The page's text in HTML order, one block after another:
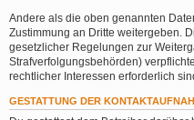
Andere als die oben genannten
Zustimmung an Dritte weitergeben.
gesetzlicher Regelungen zur
Strafverfolgungsbehörden)
rechtlicher Interessen erforderlich
GESTATTUNG DER